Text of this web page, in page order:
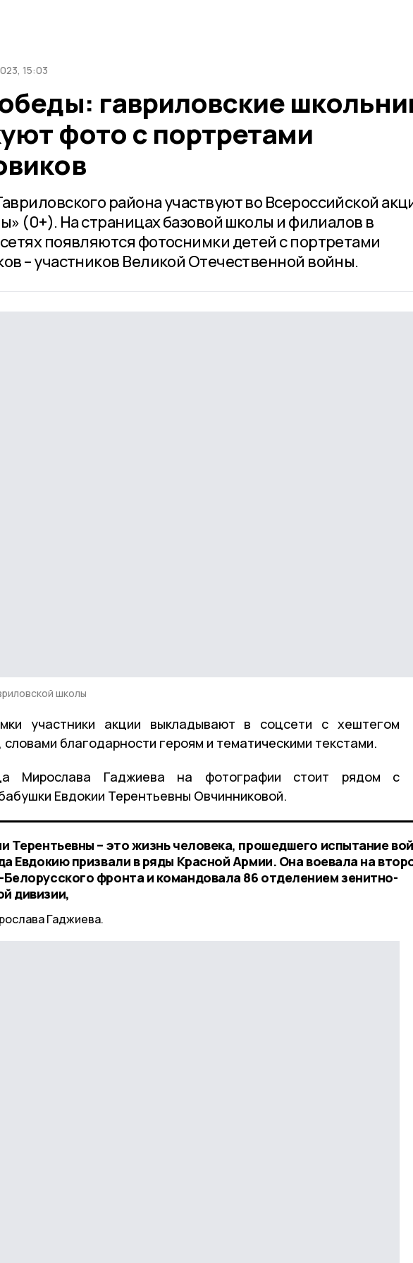
15:03
гавриловские
фото с портретами
района участвуют во Всероссийской
(0+). На страницах базовой школы и филиалов в
появляются фотоснимки детей с портретами
– участников Великой Отечественной войны.
школы
участники акции выкладывают в соцсети с хештегом
благодарности героям и тематическими текстами.
Мирослава Гаджиева на фотографии стоит рядом с
Евдокии Терентьевны Овчинниковой.
Терентьевны – это жизнь человека, прошедшего испытание
Евдокию призвали в ряды Красной Армии. Она воевала на
фронта и командовала 86 отделением зенитно-
дивизии,
Гаджиева.